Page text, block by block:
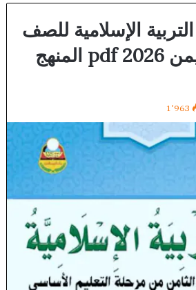
الإسلامية للصف
الثامن ج2 اليمن 2026 pdf المنهج
1٬963